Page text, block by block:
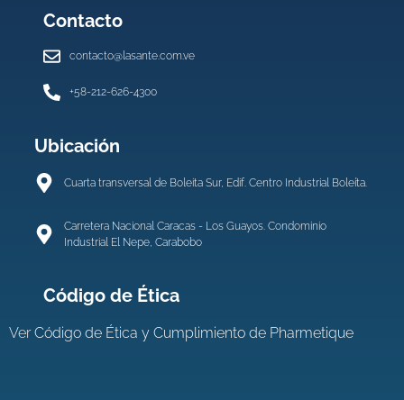
Contacto
contacto@lasante.com.ve
+58-212-626-4300
Ubicación
Cuarta transversal de Boleita Sur, Edif. Centro Industrial Boleíta.
Carretera Nacional Caracas - Los Guayos. Condominio
Industrial El Nepe, Carabobo
Código de Ética
VerCódigo de Ética y Cumplimiento de Pharmetique